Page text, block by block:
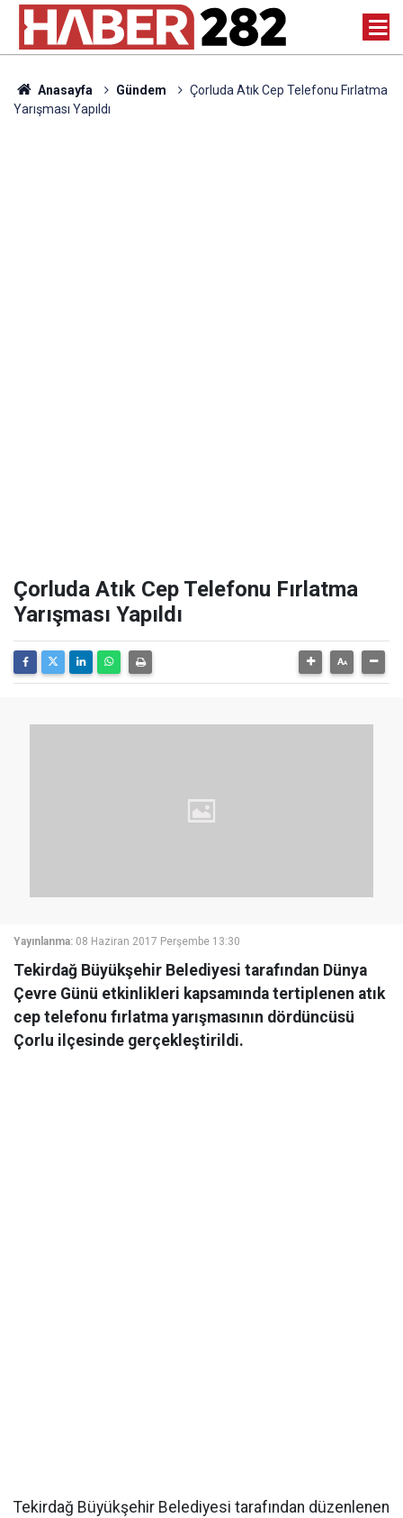
Anasayfa Gündem
Çorluda Atık Cep Telefonu Fırlatma
Yarışması Yapıldı
Çorluda Atık Cep Telefonu Fırlatma
Yarışması Yapıldı
Yayınlanma: 08 Haziran 2017 Perşembe 13:30
Tekirdağ Büyükşehir Belediyesi tarafından Dünya
Çevre Günü etkinlikleri kapsamında tertiplenen atık
cep telefonu fırlatma yarışmasının dördüncüsü
Çorlu ilçesinde gerçekleştirildi.
Tekirdağ Büyükşehir Belediyesi tarafından düzenlenen